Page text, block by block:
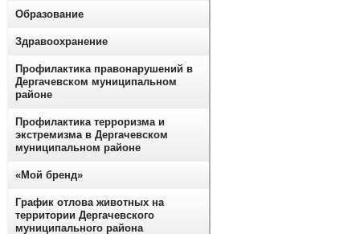
Образование
Здравоохранение
Профилактика правонарушений в
Дергачевском муниципальном
районе
Профилактика терроризма и
экстремизма в Дергачевском
муниципальном районе
«Мой бренд»
График отлова животных на
территории Дергачевского
муниципального района